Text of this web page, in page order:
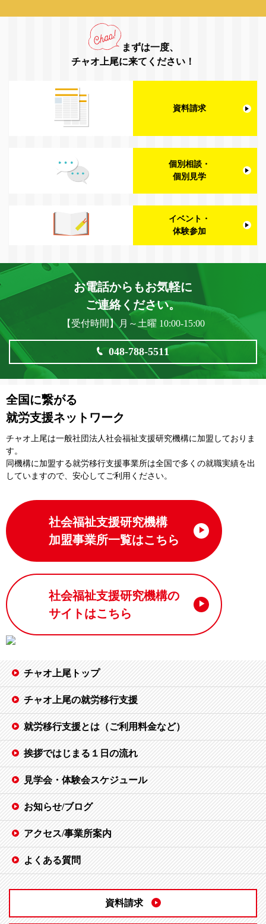
まずは一度、
チャオ上尾に来てください！
資料請求
個別相談・
個別見学
イベント・
体験参加
お電話からもお気軽に
ご連絡ください。
【受付時間】月～土曜 10:00-15:00
048-788-5511
全国に繋がる
就労支援ネットワーク
チャオ上尾は一般社団法⼈社会福祉⽀援研究機構に加盟しておりま
す。
同機構に加盟する就労移⾏⽀援事業所は全国で多くの就職実績を出
していますので、安⼼してご利⽤ください。
社会福祉支援研究機構
加盟事業所一覧はこちら
社会福祉支援研究機構の
サイトはこちら
チャオ上尾トップ
チャオ上尾の就労移行支援
就労移行支援とは（ご利用料金など）
挨拶ではじまる１日の流れ
見学会・体験会スケジュール
お知らせ/ブログ
アクセス/事業所案内
よくある質問
資料請求